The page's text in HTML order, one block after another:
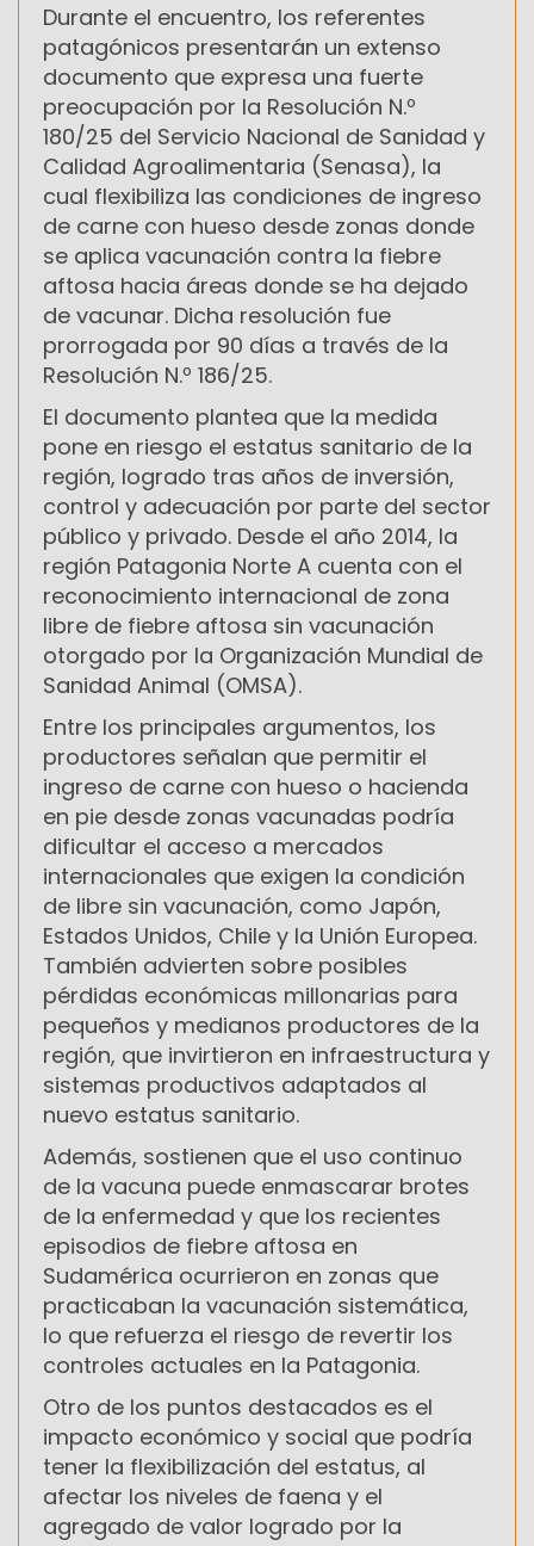
Durante el encuentro, los referentes
patagónicos presentarán un extenso
documento que expresa una fuerte
preocupación por la Resolución N.º
180/25 del Servicio Nacional de Sanidad y
Calidad Agroalimentaria (Senasa), la
cual flexibiliza las condiciones de ingreso
de carne con hueso desde zonas donde
se aplica vacunación contra la fiebre
aftosa hacia áreas donde se ha dejado
de vacunar. Dicha resolución fue
prorrogada por 90 días a través de la
Resolución N.º 186/25.
El documento plantea que la medida
pone en riesgo el estatus sanitario de la
región, logrado tras años de inversión,
control y adecuación por parte del sector
público y privado. Desde el año 2014, la
región Patagonia Norte A cuenta con el
reconocimiento internacional de zona
libre de fiebre aftosa sin vacunación
otorgado por la Organización Mundial de
Sanidad Animal (OMSA).
Entre los principales argumentos, los
productores señalan que permitir el
ingreso de carne con hueso o hacienda
en pie desde zonas vacunadas podría
dificultar el acceso a mercados
internacionales que exigen la condición
de libre sin vacunación, como Japón,
Estados Unidos, Chile y la Unión Europea.
También advierten sobre posibles
pérdidas económicas millonarias para
pequeños y medianos productores de la
región, que invirtieron en infraestructura y
sistemas productivos adaptados al
nuevo estatus sanitario.
Además, sostienen que el uso continuo
de la vacuna puede enmascarar brotes
de la enfermedad y que los recientes
episodios de fiebre aftosa en
Sudamérica ocurrieron en zonas que
practicaban la vacunación sistemática,
lo que refuerza el riesgo de revertir los
controles actuales en la Patagonia.
Otro de los puntos destacados es el
impacto económico y social que podría
tener la flexibilización del estatus, al
afectar los niveles de faena y el
agregado de valor logrado por la